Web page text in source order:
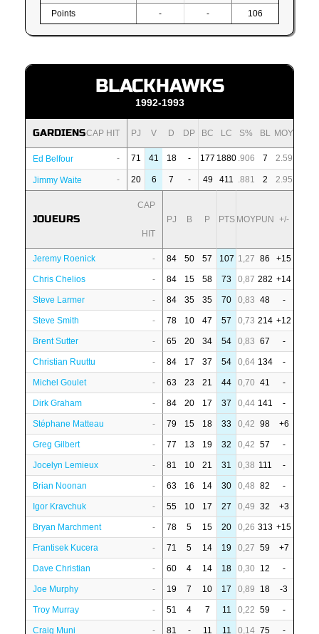
Points - - 106
BLACKHAWKS
1992-1993
GARDIENSCAP HIT PJ V D DP BC LC S% BL MOY
Ed Belfour - 71 41 18 - 177 1880 .906 7 2.59
Jimmy Waite - 20 6 7 - 49 411 .881 2 2.95
JOUEURS
CAP
HIT
PJ B P PTS MOYPUN +/-
Jeremy Roenick - 84 50 57 107 1,27 86 +15
Chris Chelios - 84 15 58 73 0,87 282 +14
Steve Larmer - 84 35 35 70 0,83 48 -
Steve Smith - 78 10 47 57 0,73 214 +12
Brent Sutter - 65 20 34 54 0,83 67 -
Christian Ruuttu - 84 17 37 54 0,64 134 -
Michel Goulet - 63 23 21 44 0,70 41 -
Dirk Graham - 84 20 17 37 0,44 141 -
Stéphane Matteau - 79 15 18 33 0,42 98 +6
Greg Gilbert - 77 13 19 32 0,42 57 -
Jocelyn Lemieux - 81 10 21 31 0,38 111 -
Brian Noonan - 63 16 14 30 0,48 82 -
Igor Kravchuk - 55 10 17 27 0,49 32 +3
Bryan Marchment - 78 5 15 20 0,26 313 +15
Frantisek Kucera - 71 5 14 19 0,27 59 +7
Dave Christian - 60 4 14 18 0,30 12 -
Joe Murphy - 19 7 10 17 0,89 18 -3
Troy Murray - 51 4 7 11 0,22 59 -
Craig Muni - 81 - 11 11 0,14 75 -